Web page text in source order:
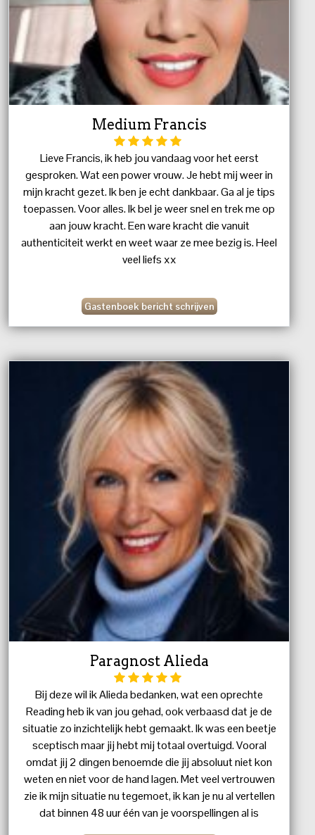
Medium Francis
Lieve Francis, ik heb jou vandaag voor het eerst
gesproken. Wat een power vrouw. Je hebt mij weer in
mijn kracht gezet. Ik ben je echt dankbaar. Ga al je tips
toepassen. Voor alles. Ik bel je weer snel en trek me op
aan jouw kracht. Een ware kracht die vanuit
authenticiteit werkt en weet waar ze mee bezig is. Heel
veel liefs xx
Gastenboek bericht schrijven
Paragnost Alieda
Bij deze wil ik Alieda bedanken, wat een oprechte
Reading heb ik van jou gehad, ook verbaasd dat je de
situatie zo inzichtelijk hebt gemaakt. Ik was een beetje
sceptisch maar jij hebt mij totaal overtuigd. Vooral
omdat jij 2 dingen benoemde die jij absoluut niet kon
weten en niet voor de hand lagen. Met veel vertrouwen
zie ik mijn situatie nu tegemoet, ik kan je nu al vertellen
dat binnen 48 uur één van je voorspellingen al is